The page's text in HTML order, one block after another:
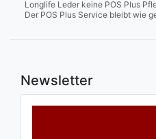
Longlife Leder keine POS Plus
Der POS Plus Service bleibt wie
Newsletter